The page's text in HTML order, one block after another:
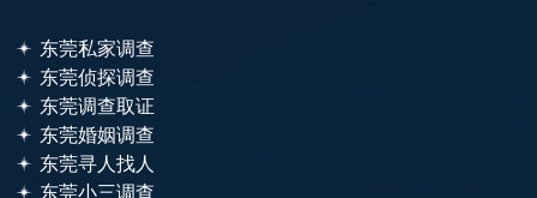
东莞私家调查
东莞侦探调查
东莞调查取证
东莞婚姻调查
东莞寻人找人
东莞小三调查